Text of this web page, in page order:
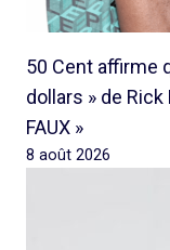
50 Cent affirme
dollars » de
FAUX »
8 août 2026